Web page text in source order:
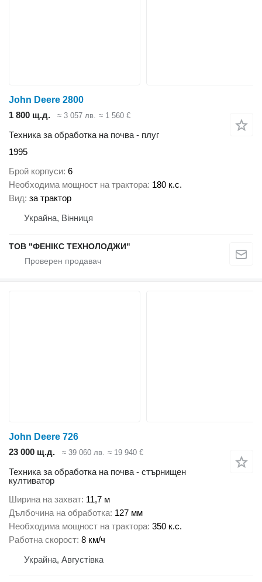
John Deere 2800
1 800 щ.д.
≈ 3 057 лв. ≈ 1 560 €
Техника за обработка на почва - плуг
1995
Брой корпуси 6
Необходима мощност на трактора 180 к.с.
Вид за трактор
Украйна, Вінниця
ТОВ "ФЕНІКС ТЕХНОЛОДЖИ"
John Deere 726
23 000 щ.д.
≈ 39 060 лв. ≈ 19 940 €
Техника за обработка на почва - стърнищен
култиватор
Ширина на захват 11,7 м
Дълбочина на обработка 127 мм
Необходима мощност на трактора 350 к.с.
Работна скорост 8 км/ч
Украйна, Августівка